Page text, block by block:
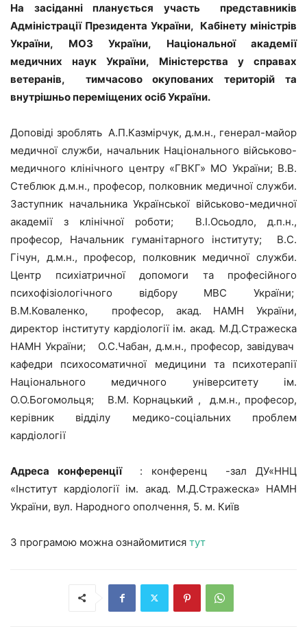
На засіданні планується участь представників
Адміністрації Президента України, Кабінету міністрів
України, МОЗ України, Національної академії
медичних наук України, Міністерства у справах
ветеранів, тимчасово окупованих територій та
внутрішньо переміщених осіб України.
Доповіді зроблять А.П.Казмірчук, д.м.н., генерал-майор
медичної служби, начальник Національного військово-
медичного клінічного центру «ГВКГ» МО України; В.В.
Стеблюк д.м.н., професор, полковник медичної служби.
Заступник начальника Української військово-медичної
академії з клінічної роботи; В.І.Осьодло, д.п.н.,
професор, Начальник гуманітарного інституту; В.С.
Гічун, д.м.н., професор, полковник медичної служби.
Центр психіатричної допомоги та професійного
психофізіологічного відбору МВС України;
В.М.Коваленко, професор, акад. НАМН України,
директор інституту кардіології ім. акад. М.Д.Стражеска
НАМН України; О.С.Чабан, д.м.н., професор, завідувач
кафедри психосоматичної медицини та психотерапії
Національного медичного університету ім.
О.О.Богомольця; В.М. Корнацький , д.м.н., професор,
керівник відділу медико-соціальних проблем
кардіології
Адреса конференції: конференц -зал ДУ«ННЦ
«Інститут кардіології ім. акад. М.Д.Стражеска» НАМН
України, вул. Народного ополчення, 5. м. Київ
З програмою можна ознайомитися тут